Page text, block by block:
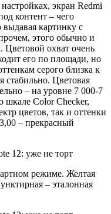
экран Redmi
контент – чего
выдавая картинку с
этого обычно и
охват очень
его по площади, но
серого близка к
стабильно. Цветовая
– на уровне 7 000-7
шкале Color Checker,
цветов, так и оттенки
– прекрасный
режиме. Желтая
– эталонная